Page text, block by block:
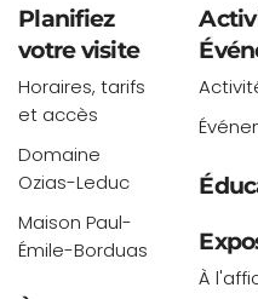
Planifiez
votre visite
Horaires, tarifs
et accès
Domaine
Ozias-Leduc
Maison Paul-
Émile-Borduas
À